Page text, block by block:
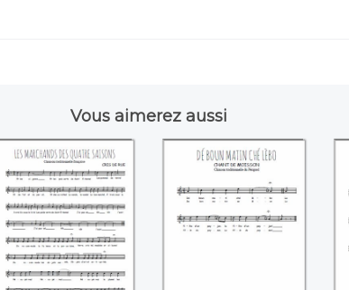
Vous aimerez aussi
Les marchands des
quatre saisons
Dé boun mati ché
lèbo